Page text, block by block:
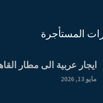
المستأجرة
ايجار عربية الى مطار
مايو 13, 2026